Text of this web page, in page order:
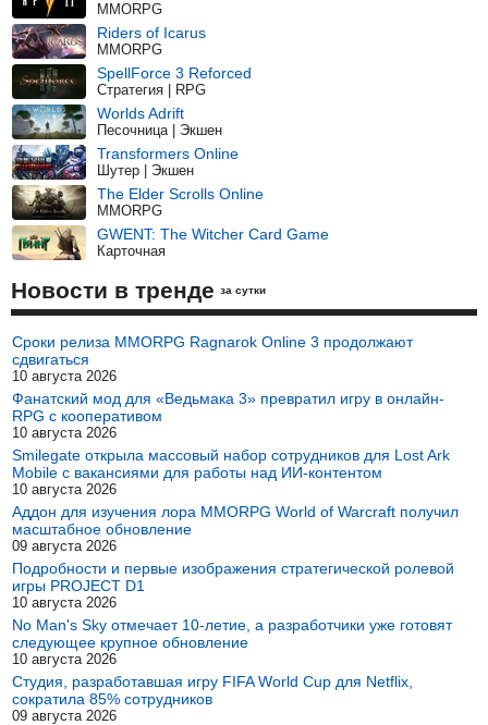
MMORPG
Riders of Icarus
MMORPG
SpellForce 3 Reforced
Стратегия | RPG
Worlds Adrift
Песочница | Экшен
Transformers Online
Шутер | Экшен
The Elder Scrolls Online
MMORPG
GWENT: The Witcher Card Game
Карточная
Новости в тренде за сутки
Сроки релиза MMORPG Ragnarok Online 3 продолжают
сдвигаться
10 августа 2026
Фанатский мод для «Ведьмака 3» превратил игру в онлайн-
RPG с кооперативом
10 августа 2026
Smilegate открыла массовый набор сотрудников для Lost Ark
Mobile с вакансиями для работы над ИИ-контентом
10 августа 2026
Аддон для изучения лора MMORPG World of Warcraft получил
масштабное обновление
09 августа 2026
Подробности и первые изображения стратегической ролевой
игры PROJECT D1
10 августа 2026
No Man's Sky отмечает 10-летие, а разработчики уже готовят
следующее крупное обновление
10 августа 2026
Студия, разработавшая игру FIFA World Cup для Netflix,
сократила 85% сотрудников
09 августа 2026